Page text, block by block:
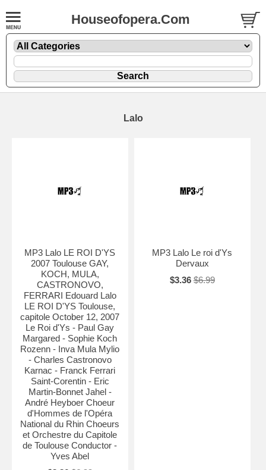
Houseofopera.Com
Lalo
MP3 Lalo LE ROI D'YS
2007 Toulouse GAY,
KOCH, MULA,
CASTRONOVO,
FERRARI Edouard Lalo
LE ROI D'YS Toulouse,
capitole October 12, 2007
Le Roi d'Ys - Paul Gay
Margared - Sophie Koch
Rozenn - Inva Mula Mylio
- Charles Castronovo
Karnac - Franck Ferrari
Saint-Corentin - Eric
Martin-Bonnet Jahel -
André Heyboer Choeur
d'Hommes de l'Opéra
National du Rhin Choeurs
et Orchestre du Capitole
de Toulouse Conductor -
Yves Abel
MP3 Lalo Le roi d'Ys
Dervaux
$3.36 $6.99